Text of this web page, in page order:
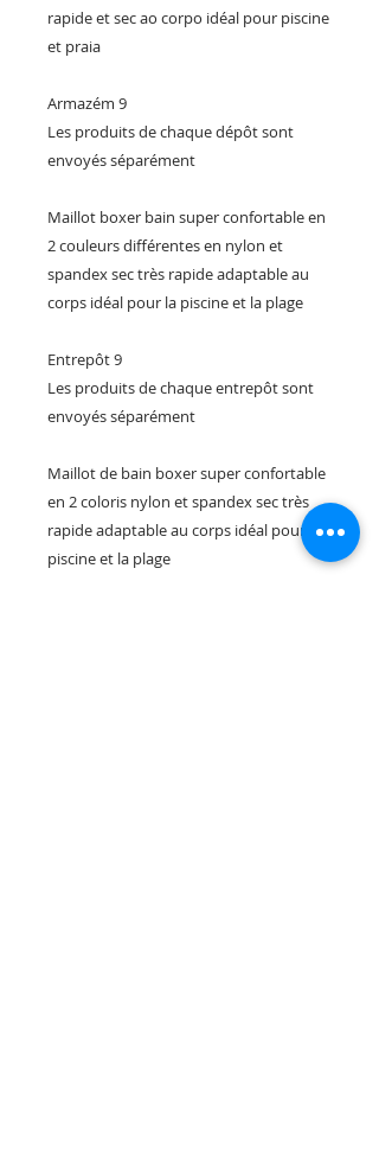
rapide et sec ao corpo idéal pour piscine
et praia
Armazém 9
Les produits de chaque dépôt sont
envoyés séparément
Maillot boxer bain super confortable en
2 couleurs différentes en nylon et
spandex sec très rapide adaptable au
corps idéal pour la piscine et la plage
Entrepôt 9
Les produits de chaque entrepôt sont
envoyés séparément
Maillot de bain boxer super confortable
en 2 coloris nylon et spandex sec très
rapide adaptable au corps idéal pour la
piscine et la plage